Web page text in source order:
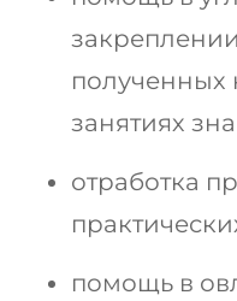
полученных
занятиях
отработка
помощь в